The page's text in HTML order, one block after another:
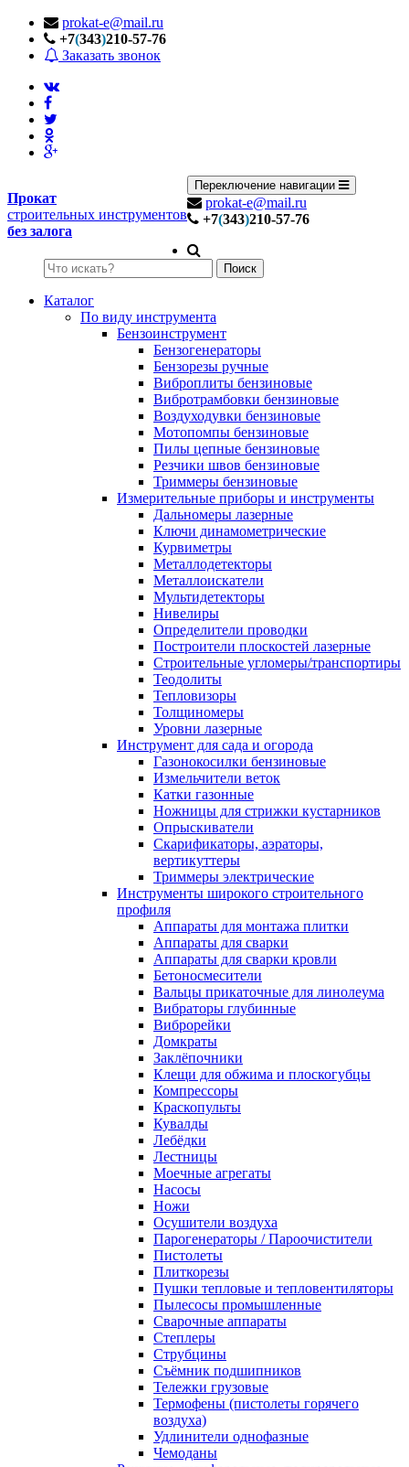
prokat-e@mail.ru
+7(343)210-57-76
Заказать звонок
Прокат
строительных инструментов
без залога
Переключение навигации
prokat-e@mail.ru
+7(343)210-57-76
Поиск
Каталог
По виду инструмента
Бензоинструмент
Бензогенераторы
Бензорезы ручные
Виброплиты бензиновые
Вибротрамбовки бензиновые
Воздуходувки бензиновые
Мотопомпы бензиновые
Пилы цепные бензиновые
Резчики швов бензиновые
Триммеры бензиновые
Измерительные приборы и инструменты
Дальномеры лазерные
Ключи динамометрические
Курвиметры
Металлодетекторы
Металлоискатели
Мультидетекторы
Нивелиры
Определители проводки
Построители плоскостей лазерные
Строительные угломеры/транспортиры
Теодолиты
Тепловизоры
Толщиномеры
Уровни лазерные
Инструмент для сада и огорода
Газонокосилки бензиновые
Измельчители веток
Катки газонные
Ножницы для стрижки кустарников
Опрыскиватели
Скарификаторы, аэраторы,
вертикуттеры
Триммеры электрические
Инструменты широкого строительного
профиля
Аппараты для монтажа плитки
Аппараты для сварки
Аппараты для сварки кровли
Бетоносмесители
Вальцы прикаточные для линолеума
Вибраторы глубинные
Виброрейки
Домкраты
Заклёпочники
Клещи для обжима и плоскогубцы
Компрессоры
Краскопульты
Кувалды
Лебёдки
Лестницы
Моечные агрегаты
Насосы
Ножи
Осушители воздуха
Парогенераторы / Пароочистители
Пистолеты
Плиткорезы
Пушки тепловые и тепловентиляторы
Пылесосы промышленные
Сварочные аппараты
Степлеры
Струбцины
Съёмник подшипников
Тележки грузовые
Термофены (пистолеты горячего
воздуха)
Удлинители однофазные
Чемоданы